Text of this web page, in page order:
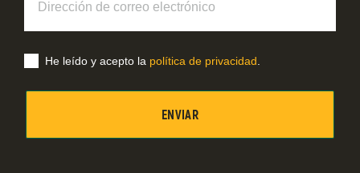
correo
electrónico
He leído y acepto la política de privacidad